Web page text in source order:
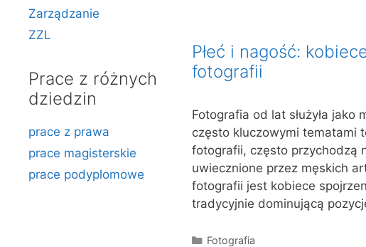
Płeć i nagość:
fotografii
Fotografia od lat służyła jako
często kluczowymi tematami
fotografii, często przychodzą
uwiecznione przez męskich
fotografii jest kobiece
tradycyjnie dominującą
Kategorie
Fotografia
Zarządzanie
ZZL
Prace z różnych
dziedzin
prace z prawa
prace magisterskie
prace podyplomowe